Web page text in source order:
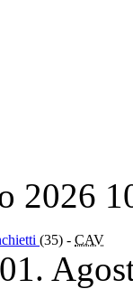
2026
(35) - CAV